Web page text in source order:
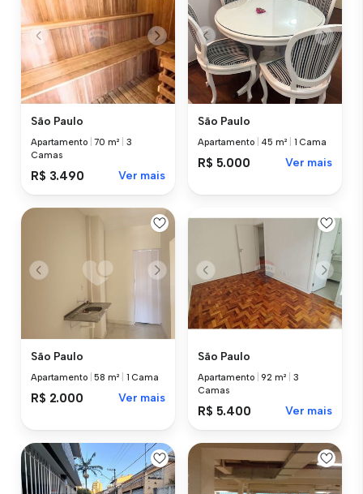
São Paulo
Apartamento |70 m²
3
Camas
R$ 3.490 Ver mais
São Paulo
Apartamento 45 m² 1 Cama
R$ 5.000 Ver mais
São Paulo
Apartamento |58 m² 1 Cama
R$ 2.000 Ver mais
São Paulo
Apartamento |92 m²
3
Camas
R$ 5.400 Ver mais